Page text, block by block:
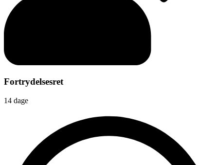
Fortrydelsesret
14 dage